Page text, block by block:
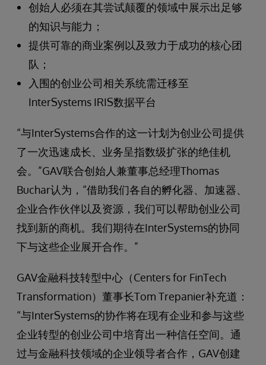
创始人必须在其尝试颠覆的领域中展示出足够
的知识与能力；
提供可靠的商业案例以及致力于成功的核心团
队；
入围的创业公司相关系统需迁移至
InterSystems IRIS数据平台
“与InterSystems合作的这一计划为创业公司提供
了一次迅速成长、业务呈指数级扩张的绝佳机
会。”GAV联合创始人兼董事总经理Thomas
Buchar认为，“借助我们各自的孵化器、加速器、
企业合作伙伴以及资源，我们可以帮助创业公司
找到新的商机。我们期待在InterSystems的协同
下与这些企业展开合作。”
GAV金融科技转型中心（Centers for FinTech
Transformation）董事长Tom Trepanier补充道：
“与InterSystems的协作将在现有企业和参与这些
企业转型的创业公司中培育出一种信任空间。通
过与金融科技领域的企业领导者合作，GAV创建